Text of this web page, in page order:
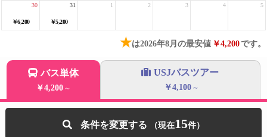
￥6,200
30
￥5,200
31 1 2 3 4 5
★は2026年8月の最安値 ￥4,200です。
バス単体
￥4,200 ～
USJバスツアー
￥4,100 ～
条件を変更する 15